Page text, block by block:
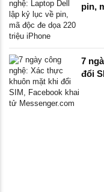
pin,
7
đổi